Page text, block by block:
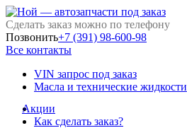
Сделать заказ можно по телефону
Позвонить+7 (391) 98-600-98
Все контакты
VIN запрос под заказ
Масла и технические жидкости
Акции
Как сделать заказ?